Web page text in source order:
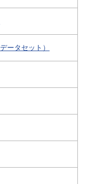
ータセット）